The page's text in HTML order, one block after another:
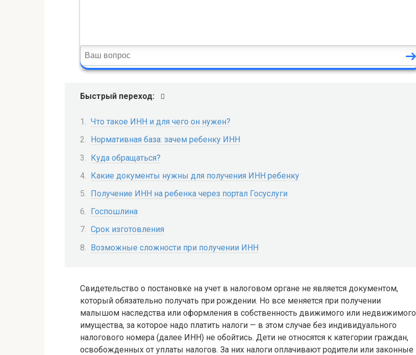
Быстрый переход:
Что такое ИНН и для чего он нужен?
Нормативная база: зачем ребенку ИНН
Куда обращаться?
Какие документы нужны для получения ИНН ребенку
Получение ИНН на ребенка через портал Госуслуги
Госпошлина
Срок изготовления
Возможные сложности при получении ИНН
Свидетельство о постановке на учет в налоговом органе не является документом,
который обязательно получать при рождении. Но все меняется при получении
малышом наследства или оформления в собственность движимого или недвижимого
имущества, за которое надо платить налоги — в этом случае без индивидуального
налогового номера (далее ИНН) не обойтись. Дети не относятся к категории граждан,
освобожденных от уплаты налогов. За них налоги оплачивают родители или законные